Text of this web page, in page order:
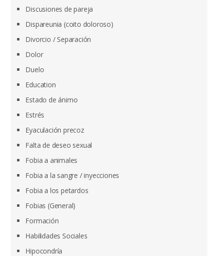
Discusiones de pareja
Dispareunia (coito doloroso)
Divorcio / Separación
Dolor
Duelo
Education
Estado de ánimo
Estrés
Eyaculación precoz
Falta de deseo sexual
Fobia a animales
Fobia a la sangre / inyecciones
Fobia a los petardos
Fobias (General)
Formación
Habilidades Sociales
Hipocondría